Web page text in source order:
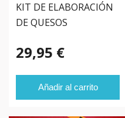
KIT DE ELABORACIÓN
DE QUESOS
29,95 €
Añadir al carrito